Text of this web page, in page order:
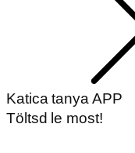
Katica tanya APP
Töltsd le most!